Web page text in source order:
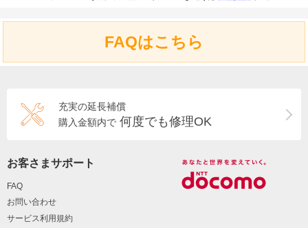
FAQはこちら
充実の延長補償
購入金額内で 何度でも修理OK
お客さまサポート
FAQ
お問い合わせ
サービス利用規約